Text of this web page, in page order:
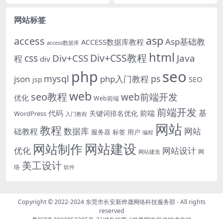
网站标签
access access数据库 ACCESS数据库教程 asp Asp基础教
程 css div Div+CSS Div+CSS教程 html Java
json jsp mysql php php入门教程 ps seo SEO
优化 seo教程web Web前端 web前端开发
WordPress 代码 入门教程 关键词排名优化 前端 前端开发 基
础教程 教程 数据库 服务器 标签 用户 编程 网站 网站
优化 网站制作 网站建设 网站建造 网站设计 网
络 美工设计 软件
Copyright © 2022-2024 东莞市长安新烨晟网络科技服务部- All rights
reserved